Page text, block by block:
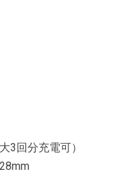
3回分充電可）